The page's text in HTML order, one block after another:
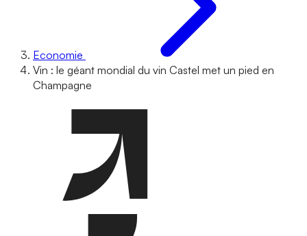
Economie
Vin : le géant mondial du vin Castel met un pied en
Champagne